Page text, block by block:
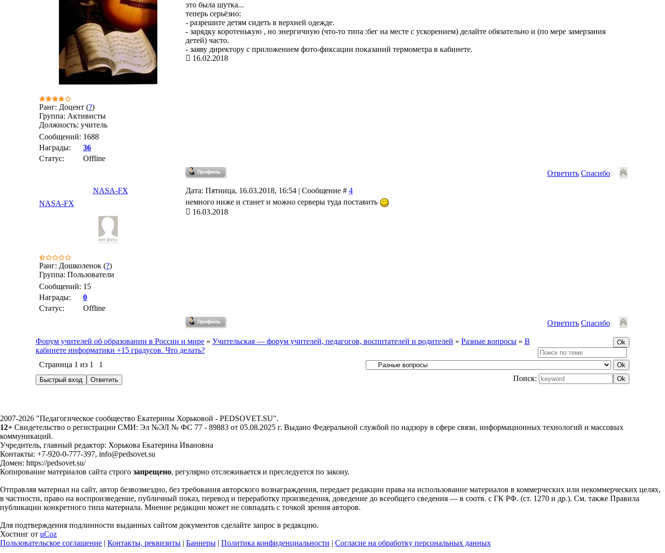
Ранг: Доцент (?)
Группа: Активисты
Должность: учитель
Сообщений: 1688
Награды:
36
Статус:
Offline
это была шутка...
теперь серьёзно:
- разрешите детям сидеть в верхней одежде.
- зарядку коротенькую , но энергичную (что-то типа :бег на месте с ускорением) делайте обязательно и (по мере замерзания
детей) часто.
- заяву директору с приложением фото-фиксации показаний термометра в кабинете.
16.02.2018
Ответить Спасибо
NASA-FX Дата: Пятница, 16.03.2018, 16:54 | Сообщение # 4
NASA-FX
Ранг: Дошколенок (?)
Группа: Пользователи
Сообщений: 15
Награды:
0
Статус:
Offline
немного ниже и станет и можно серверы туда поставить
16.03.2018
Ответить Спасибо
Форум учителей об образовании в России и мире » Учительская — форум учителей, педагогов, воспитателей и родителей » Разные вопросы » В
кабинете информатики +15 градусов. Что делать?
Страница 1 из 1
1
Поиск:
2007-2026 "Педагогическое сообщество Екатерины Хорьковой - PEDSOVET.SU".
12+ Свидетельство о регистрации СМИ: Эл №ЭЛ № ФС 77 - 89883 от 05.08.2025 г. Выдано Федеральной службой по надзору в сфере связи, информационных технологий и массовых
коммуникаций.
Учредитель, главный редактор: Хорькова Екатерина Ивановна
Контакты: +7-920-0-777-397, info@pedsovet.su
Домен: https://pedsovet.su/
Копирование материалов сайта строго запрещено, регулярно отслеживается и преследуется по закону.
Отправляя материал на сайт, автор безвозмездно, без требования авторского вознаграждения, передает редакции права на использование материалов в коммерческих или некоммерческих целях,
в частности, право на воспроизведение, публичный показ, перевод и переработку произведения, доведение до всеобщего сведения — в соотв. с ГК РФ. (ст. 1270 и др.). См. также Правила
публикации конкретного типа материала. Мнение редакции может не совпадать с точкой зрения авторов.
Для подтверждения подлинности выданных сайтом документов сделайте запрос в редакцию.
Хостинг от uCoz
Пользовательское соглашение | Контакты, реквизиты | Баннеры | Политика конфиденциальности | Согласие на обработку персональных данных